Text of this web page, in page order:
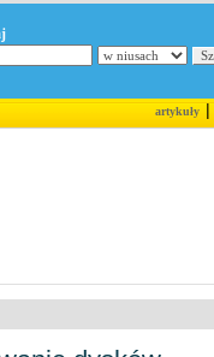
artykuły|